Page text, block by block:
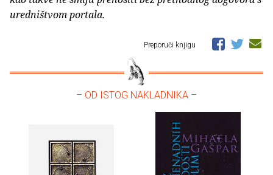
uredništvom portala.
Preporuči knjigu
– OD ISTOG NAKLADNIKA –